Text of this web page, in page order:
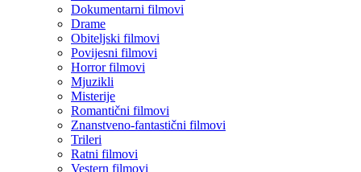
Dokumentarni filmovi
Drame
Obiteljski filmovi
Povijesni filmovi
Horror filmovi
Mjuzikli
Misterije
Romantični filmovi
Znanstveno-fantastični filmovi
Trileri
Ratni filmovi
Vestern filmovi